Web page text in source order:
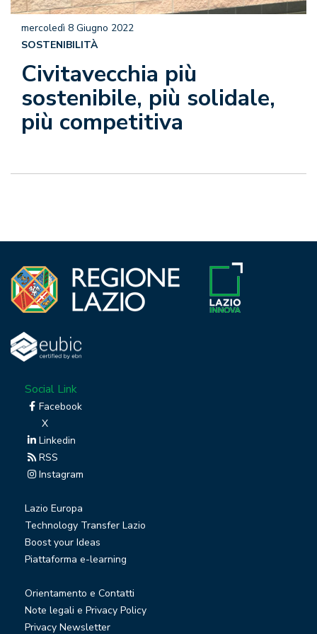
Civitavecchia più
sostenibile, più solidale,
più competitiva
mercoledì 8 Giugno 2022
SOSTENIBILITÀ
Social Link
Facebook
X
Linkedin
RSS
Instagram
Lazio Europa
Technology Transfer Lazio
Boost your Ideas
Piattaforma e-learning
Orientamento e Contatti
Note legali e Privacy Policy
Privacy Newsletter